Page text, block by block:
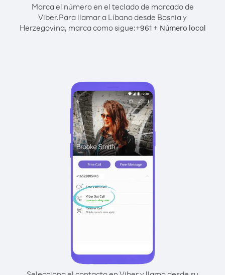
Marca el número en el teclado de marcado de
Viber.Para llamar a Líbano desde Bosnia y
Herzegovina, marca como sigue:+961+ Número local